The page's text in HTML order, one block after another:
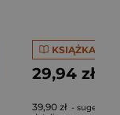
KSIĄŻKA
29,94 zł
39,90 zł -